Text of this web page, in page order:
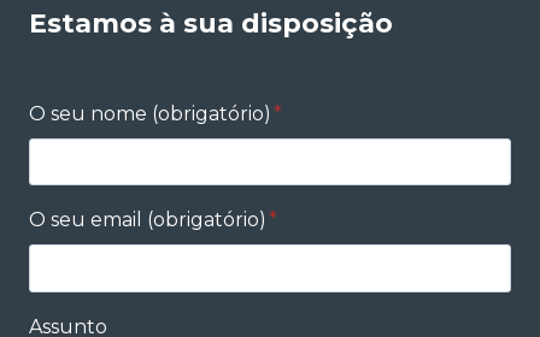
Estamos à sua disposição
O seu nome (obrigatório) *
O seu email (obrigatório) *
Assunto